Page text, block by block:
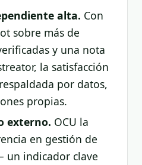
alta. Con
sobre más de
y una nota
la satisfacción
por datos,
propias.
externo. OCU la
en gestión de
un indicador clave